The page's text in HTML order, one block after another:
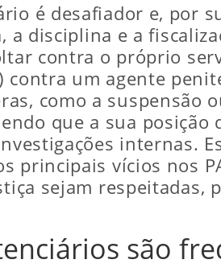
é desafiador e, por
disciplina e a
contra o próprio
um agente
como a suspensão
que a sua
internas.
principais vícios nos
sejam
são